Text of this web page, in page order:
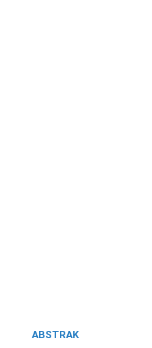
ABSTRAK